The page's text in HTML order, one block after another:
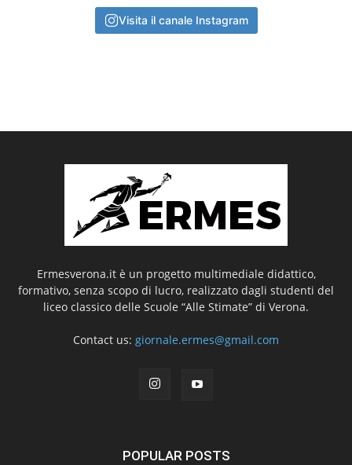
Visita il canale Instagram
Ermesverona.it è un progetto multimediale didattico,
formativo, senza scopo di lucro, realizzato dagli studenti del
liceo classico delle Scuole “Alle Stimate” di Verona.
Contact us: giornale.ermes@gmail.com
POPULAR POSTS